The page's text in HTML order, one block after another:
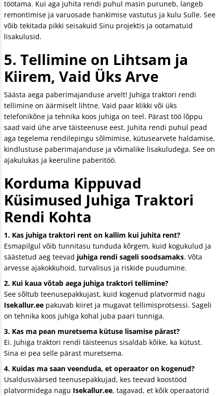
töötama. Kui aga juhita rendi puhul masin puruneb, langeb
remontimise ja varuosade hankimise vastutus ja kulu Sulle. See
võib tekitada pikki seisakuid Sinu projektis ja ootamatuid
lisakulusid.
5. Tellimine on Lihtsam ja
Kiirem, Vaid Üks Arve
Säästa aega paberimajanduse arvelt! Juhiga traktori rendi
tellimine on äärmiselt lihtne. Vaid paar klikki või üks
telefonikõne ja tehnika koos juhiga on teel. Pärast töö lõppu
saad vaid ühe arve täisteenuse eest. Juhita rendi puhul pead
aga tegelema rendilepingu sõlmimise, kütusearvete haldamise,
kindlustuse paberimajanduse ja võimalike lisakuludega. See on
ajakulukas ja keeruline paberitöö.
Korduma Kippuvad
Küsimused Juhiga Traktori
Rendi Kohta
1. Kas juhiga traktori rent on kallim kui juhita rent?
Esmapilgul võib tunnitasu tunduda kõrgem, kuid kogukulud ja
säästetud aeg teevad juhiga rendi sageli soodsamaks. Võta
arvesse ajakokkuhoid, turvalisus ja riskide puudumine.
2. Kui kaua võtab aega juhiga traktori tellimine?
See sõltub teenusepakkujast, kuid kogenud platvormid nagu
Isekallur.ee pakuvab kiiret ja mugavat tellimisprotsessi. Sageli
on tehnika koos juhiga kohal juba paari tunniga.
3. Kas ma pean muretsema kütuse lisamise pärast?
Ei. Juhiga traktori rendi täisteenus sisaldab kõike, ka kütust.
Sina ei pea selle pärast muretsema.
4. Kuidas ma saan veenduda, et operaator on kogenud?
Usaldusväärsed teenusepakkujad, kes teevad koostööd
platvormidega nagu Isekallur.ee, tagavad, et kõik operaatorid